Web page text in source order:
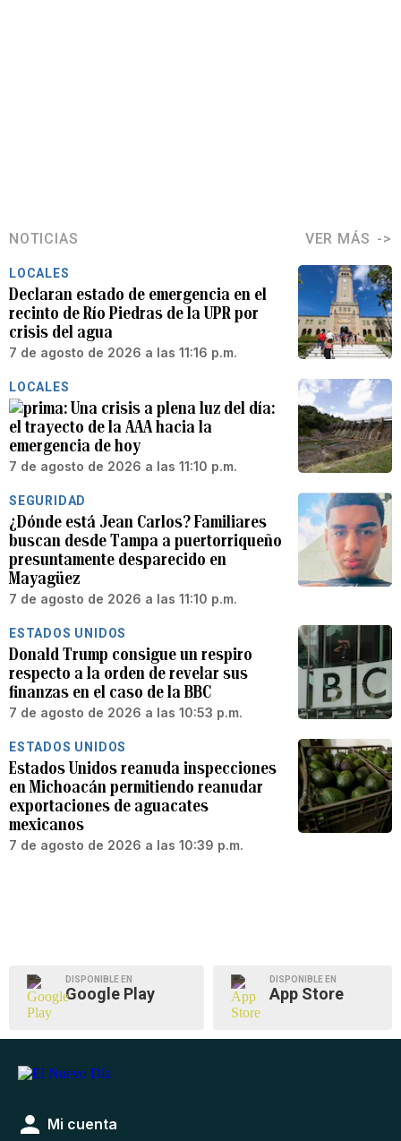
NOTICIAS VER MÁS
LOCALES
Declaran estado de emergencia en el
recinto de Río Piedras de la UPR por
crisis del agua
7 de agosto de 2026 a las 11:16 p.m.
LOCALES
Una crisis a plena luz del día:
el trayecto de la AAA hacia la
emergencia de hoy
7 de agosto de 2026 a las 11:10 p.m.
SEGURIDAD
¿Dónde está Jean Carlos? Familiares
buscan desde Tampa a puertorriqueño
presuntamente desparecido en
Mayagüez
7 de agosto de 2026 a las 11:10 p.m.
ESTADOS UNIDOS
Donald Trump consigue un respiro
respecto a la orden de revelar sus
finanzas en el caso de la BBC
7 de agosto de 2026 a las 10:53 p.m.
ESTADOS UNIDOS
Estados Unidos reanuda inspecciones
en Michoacán permitiendo reanudar
exportaciones de aguacates
mexicanos
7 de agosto de 2026 a las 10:39 p.m.
DISPONIBLE EN
Google Play
DISPONIBLE EN
App Store
Mi cuenta